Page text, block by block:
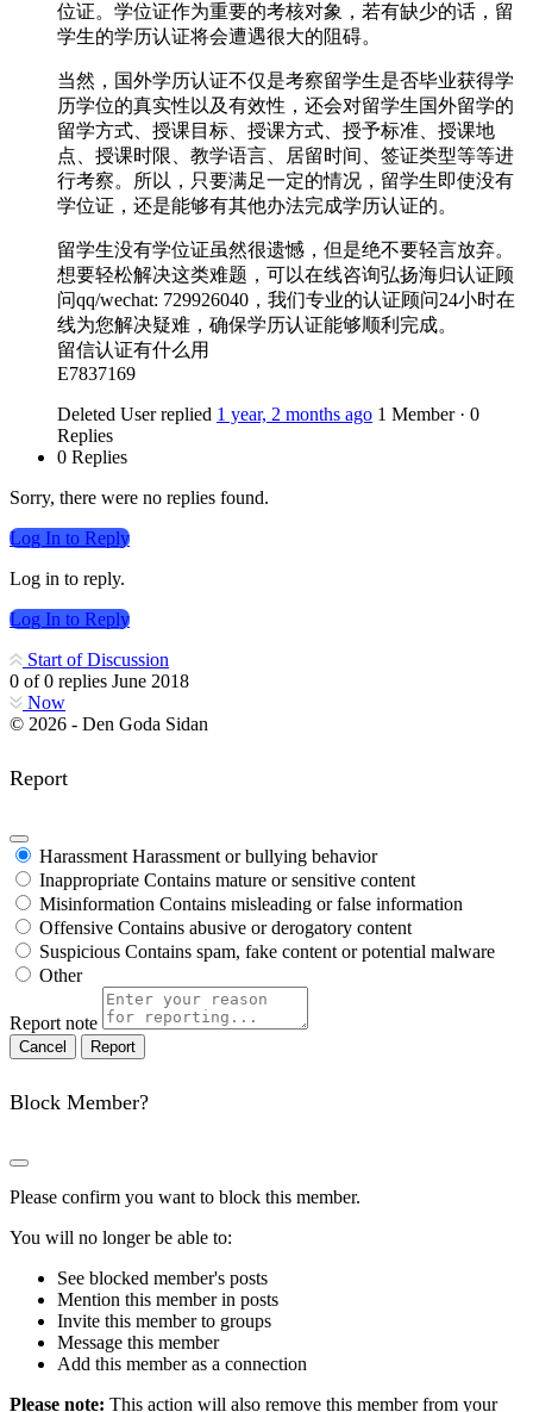
位证。学位证作为重要的考核对象，若有缺少的话，留
学生的学历认证将会遭遇很大的阻碍。
当然，国外学历认证不仅是考察留学生是否毕业获得学
历学位的真实性以及有效性，还会对留学生国外留学的
留学方式、授课目标、授课方式、授予标准、授课地
点、授课时限、教学语言、居留时间、签证类型等等进
行考察。所以，只要满足一定的情况，留学生即使没有
学位证，还是能够有其他办法完成学历认证的。
留学生没有学位证虽然很遗憾，但是绝不要轻言放弃。
想要轻松解决这类难题，可以在线咨询弘扬海归认证顾
问qq/wechat: 729926040，我们专业的认证顾问24小时在
线为您解决疑难，确保学历认证能够顺利完成。
留信认证有什么用
E7837169
Deleted User replied 1 year, 2 months ago 1 Member · 0
Replies
0 Replies
Sorry, there were no replies found.
Log In to Reply
Log in to reply.
Log In to Reply
Start of Discussion
0 of0 replies June 2018
Now
© 2026 - Den Goda Sidan
Report
Harassment Harassment or bullying behavior
Inappropriate Contains mature or sensitive content
Misinformation Contains misleading or false information
Offensive Contains abusive or derogatory content
Suspicious Contains spam, fake content or potential malware
Other
Report note
Report
Block Member?
Please confirm you want to block this member.
You will no longer be able to:
See blocked member's posts
Mention this member in posts
Invite this member to groups
Message this member
Add this member as a connection
Please note: This action will also remove this member from your